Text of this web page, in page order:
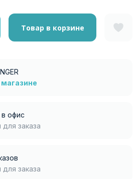
Товар в корзине
офис
заказа
заказа